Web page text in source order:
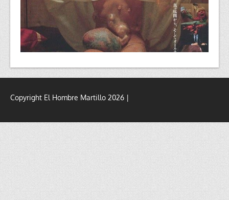
Copyright El Hombre Martillo 2026 |